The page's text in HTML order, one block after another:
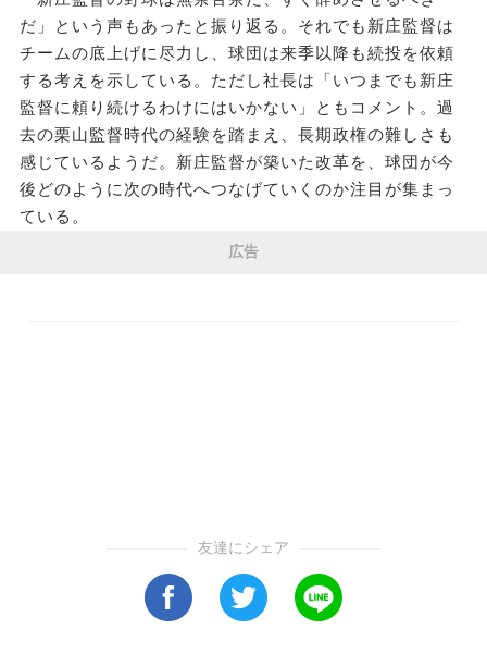
だ」という声もあったと振り返る。それでも新庄監督は
チームの底上げに尽力し、球団は来季以降も続投を依頼
する考えを示している。ただし社長は「いつまでも新庄
監督に頼り続けるわけにはいかない」ともコメント。過
去の栗山監督時代の経験を踏まえ、長期政権の難しさも
感じているようだ。新庄監督が築いた改革を、球団が今
後どのように次の時代へつなげていくのか注目が集まっ
ている。
広告
友達にシェア